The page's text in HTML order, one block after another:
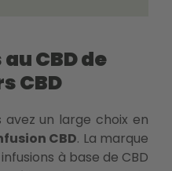
CBD de
CBD
avez un large choix en
CBD. La marque
à base de CBD